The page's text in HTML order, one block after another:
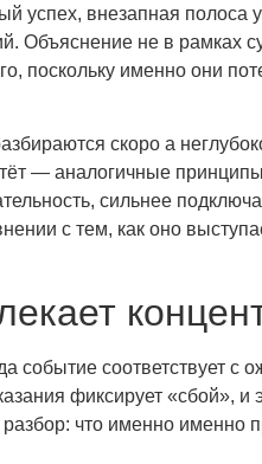
успех, внезапная
Объяснение не в рамках
поскольку именно они
скоро а
— аналогичные
сильнее
с тем, как оно
соответствует с
фиксирует «сбой», и
что именно именно